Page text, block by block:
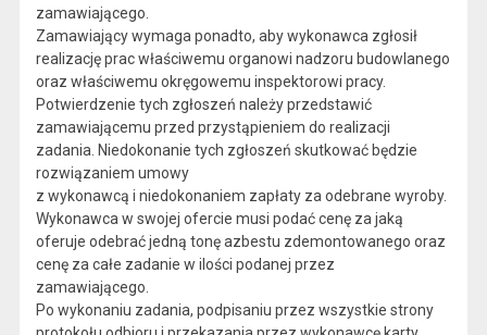
zamawiającego.
Zamawiający wymaga ponadto, aby wykonawca zgłosił
realizację prac właściwemu organowi nadzoru budowlanego
oraz właściwemu okręgowemu inspektorowi pracy.
Potwierdzenie tych zgłoszeń należy przedstawić
zamawiającemu przed przystąpieniem do realizacji
zadania. Niedokonanie tych zgłoszeń skutkować będzie
rozwiązaniem umowy
z wykonawcą i niedokonaniem zapłaty za odebrane wyroby.
Wykonawca w swojej ofercie musi podać cenę za jaką
oferuje odebrać jedną tonę azbestu zdemontowanego oraz
cenę za całe zadanie w ilości podanej przez
zamawiającego.
Po wykonaniu zadania, podpisaniu przez wszystkie strony